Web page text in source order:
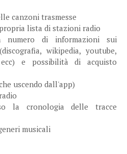
canzoni trasmesse
lista di stazioni radio
di informazioni sui
wikipedia, youtube,
ecc) e possibilità di acquisto
uscendo dall'app)
la cronologia delle tracce
musicali